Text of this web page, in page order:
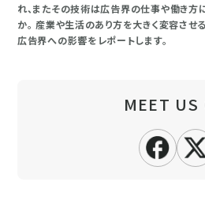
れ、またその技術は広告界の仕事や働き方
か。 産業や生活のあり方を大きく変容させ
広告界への影響をレポートします。
MEET US